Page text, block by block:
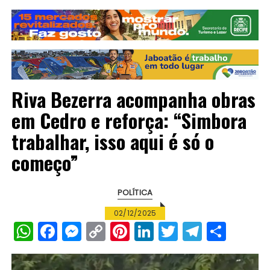
Riva Bezerra acompanha obras
em Cedro e reforça: “Simbora
trabalhar, isso aqui é só o
começo”
POLÍTICA
02/12/2025
W
h
F
a
M
e
C
o
Pi
n
Li
n
T
w
T
el h